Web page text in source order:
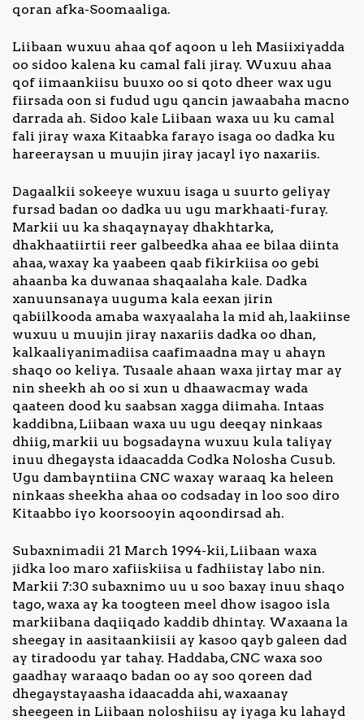
qoran afka-Soomaaliga.
Liibaan wuxuu ahaa qof aqoon u leh Masiixiyadda
oo sidoo kalena ku camal fali jiray. Wuxuu ahaa
qof iimaankiisu buuxo oo si qoto dheer wax ugu
fiirsada oon si fudud ugu qancin jawaabaha macno
darrada ah. Sidoo kale Liibaan waxa uu ku camal
fali jiray waxa Kitaabka farayo isaga oo dadka ku
hareeraysan u muujin jiray jacayl iyo naxariis.
Dagaalkii sokeeye wuxuu isaga u suurto geliyay
fursad badan oo dadka uu ugu markhaati-furay.
Markii uu ka shaqaynayay dhakhtarka,
dhakhaatiirtii reer galbeedka ahaa ee bilaa diinta
ahaa, waxay ka yaabeen qaab fikirkiisa oo gebi
ahaanba ka duwanaa shaqaalaha kale. Dadka
xanuunsanaya uuguma kala eexan jirin
qabiilkooda amaba waxyaalaha la mid ah, laakiinse
wuxuu u muujin jiray naxariis dadka oo dhan,
kalkaaliyanimadiisa caafimaadna may u ahayn
shaqo oo keliya. Tusaale ahaan waxa jirtay mar ay
nin sheekh ah oo si xun u dhaawacmay wada
qaateen dood ku saabsan xagga diimaha. Intaas
kaddibna, Liibaan waxa uu ugu deeqay ninkaas
dhiig, markii uu bogsadayna wuxuu kula taliyay
inuu dhegaysta idaacadda Codka Nolosha Cusub.
Ugu dambayntiina CNC waxay waraaq ka heleen
ninkaas sheekha ahaa oo codsaday in loo soo diro
Kitaabbo iyo koorsooyin aqoondirsad ah.
Subaxnimadii 21 March 1994-kii, Liibaan waxa
jidka loo maro xafiiskiisa u fadhiistay labo nin.
Markii 7:30 subaxnimo uu u soo baxay inuu shaqo
tago, waxa ay ka toogteen meel dhow isagoo isla
markiibana daqiiqado kaddib dhintay. Waxaana la
sheegay in aasitaankiisii ay kasoo qayb galeen dad
ay tiradoodu yar tahay. Haddaba, CNC waxa soo
gaadhay waraaqo badan oo ay soo qoreen dad
dhegaystayaasha idaacadda ahi, waxaanay
sheegeen in Liibaan noloshiisu ay iyaga ku lahayd